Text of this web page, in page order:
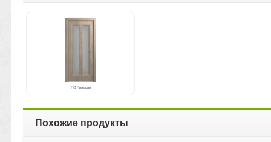
Похожие продукты